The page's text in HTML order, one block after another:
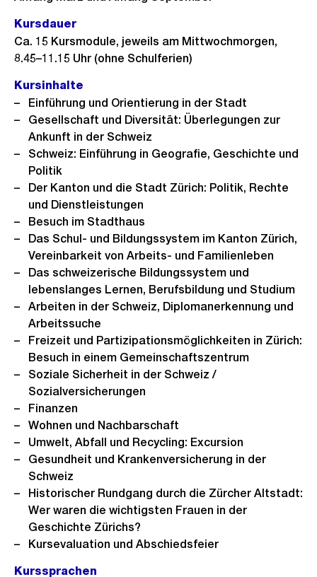
Kursdauer
Ca. 15 Kursmodule, jeweils am Mittwochmorgen,
8.45–11.15 Uhr (ohne Schulferien)
Kursinhalte
Einführung und Orientierung in der Stadt
Gesellschaft und Diversität: Überlegungen zur
Ankunft in der Schweiz
Schweiz: Einführung in Geografie, Geschichte und
Politik
Der Kanton und die Stadt Zürich: Politik, Rechte
und Dienstleistungen
Besuch im Stadthaus
Das Schul- und Bildungssystem im Kanton Zürich,
Vereinbarkeit von Arbeits- und Familienleben
Das schweizerische Bildungssystem und
lebenslanges Lernen, Berufsbildung und Studium
Arbeiten in der Schweiz, Diplomanerkennung und
Arbeitssuche
Freizeit und Partizipationsmöglichkeiten in Zürich:
Besuch in einem Gemeinschaftszentrum
Soziale Sicherheit in der Schweiz /
Sozialversicherungen
Finanzen
Wohnen und Nachbarschaft
Umwelt, Abfall und Recycling: Excursion
Gesundheit und Krankenversicherung in der
Schweiz
Historischer Rundgang durch die Zürcher Altstadt:
Wer waren die wichtigsten Frauen in der
Geschichte Zürichs?
Kursevaluation und Abschiedsfeier
Kurssprachen